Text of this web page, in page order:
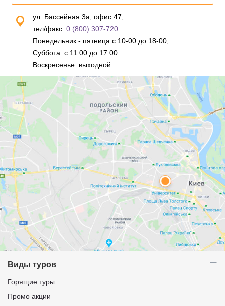
ул. Бассейная 3а, офис 47,
тел/факс: 0 (800) 307-720
Понедельник - пятница с 10-00 до 18-00,
Суббота: с 11:00 до 17:00
Воскресенье: выходной
Виды туров
Горящие туры
Промо акции